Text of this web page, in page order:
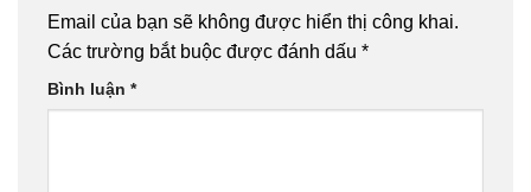
trên
trang
Email của bạn sẽ không được hiển thị công khai.
Các trường bắt buộc được đánh dấu *
Bình luận *